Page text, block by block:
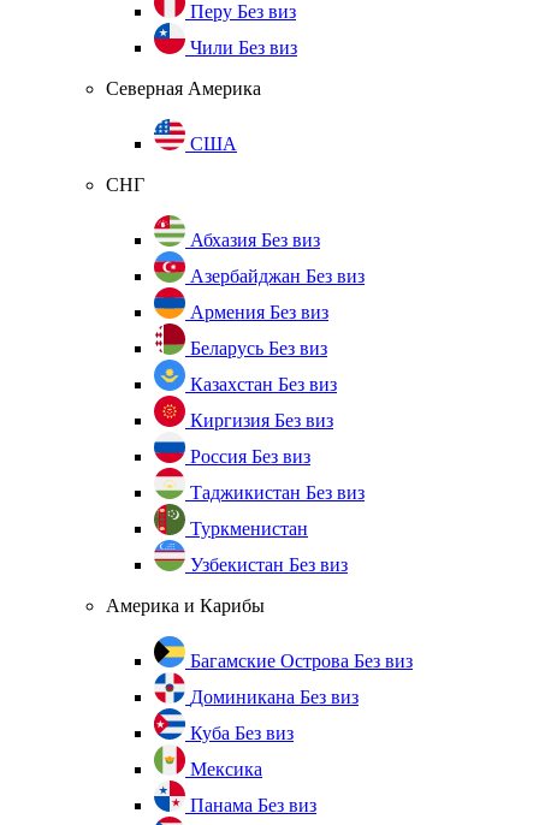
Перу Без виз
Чили Без виз
Северная Америка
США
СНГ
Абхазия Без виз
Азербайджан Без виз
Армения Без виз
Беларусь Без виз
Казахстан Без виз
Киргизия Без виз
Россия Без виз
Таджикистан Без виз
Туркменистан
Узбекистан Без виз
Америка и Карибы
Багамские Острова Без виз
Доминикана Без виз
Куба Без виз
Мексика
Панама Без виз